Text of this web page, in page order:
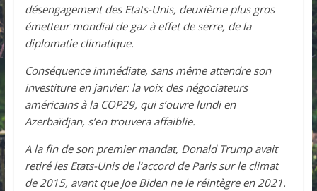
désengagement des Etats-Unis, deuxième plus gros
émetteur mondial de gaz à effet de serre, de la
diplomatie climatique.
Conséquence immédiate, sans même attendre son
investiture en janvier: la voix des négociateurs
américains à la COP29, qui s’ouvre lundi en
Azerbaïdjan, s’en trouvera affaiblie.
A la fin de son premier mandat, Donald Trump avait
retiré les Etats-Unis de l’accord de Paris sur le climat
de 2015, avant que Joe Biden ne le réintègre en 2021.